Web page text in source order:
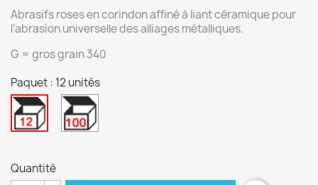
Abrasifs roses en corindon affiné à liant céramique pour
l’abrasion universelle des alliages métalliques.
G = gros grain 340
Paquet : 12 unités
12
unités
Quantité